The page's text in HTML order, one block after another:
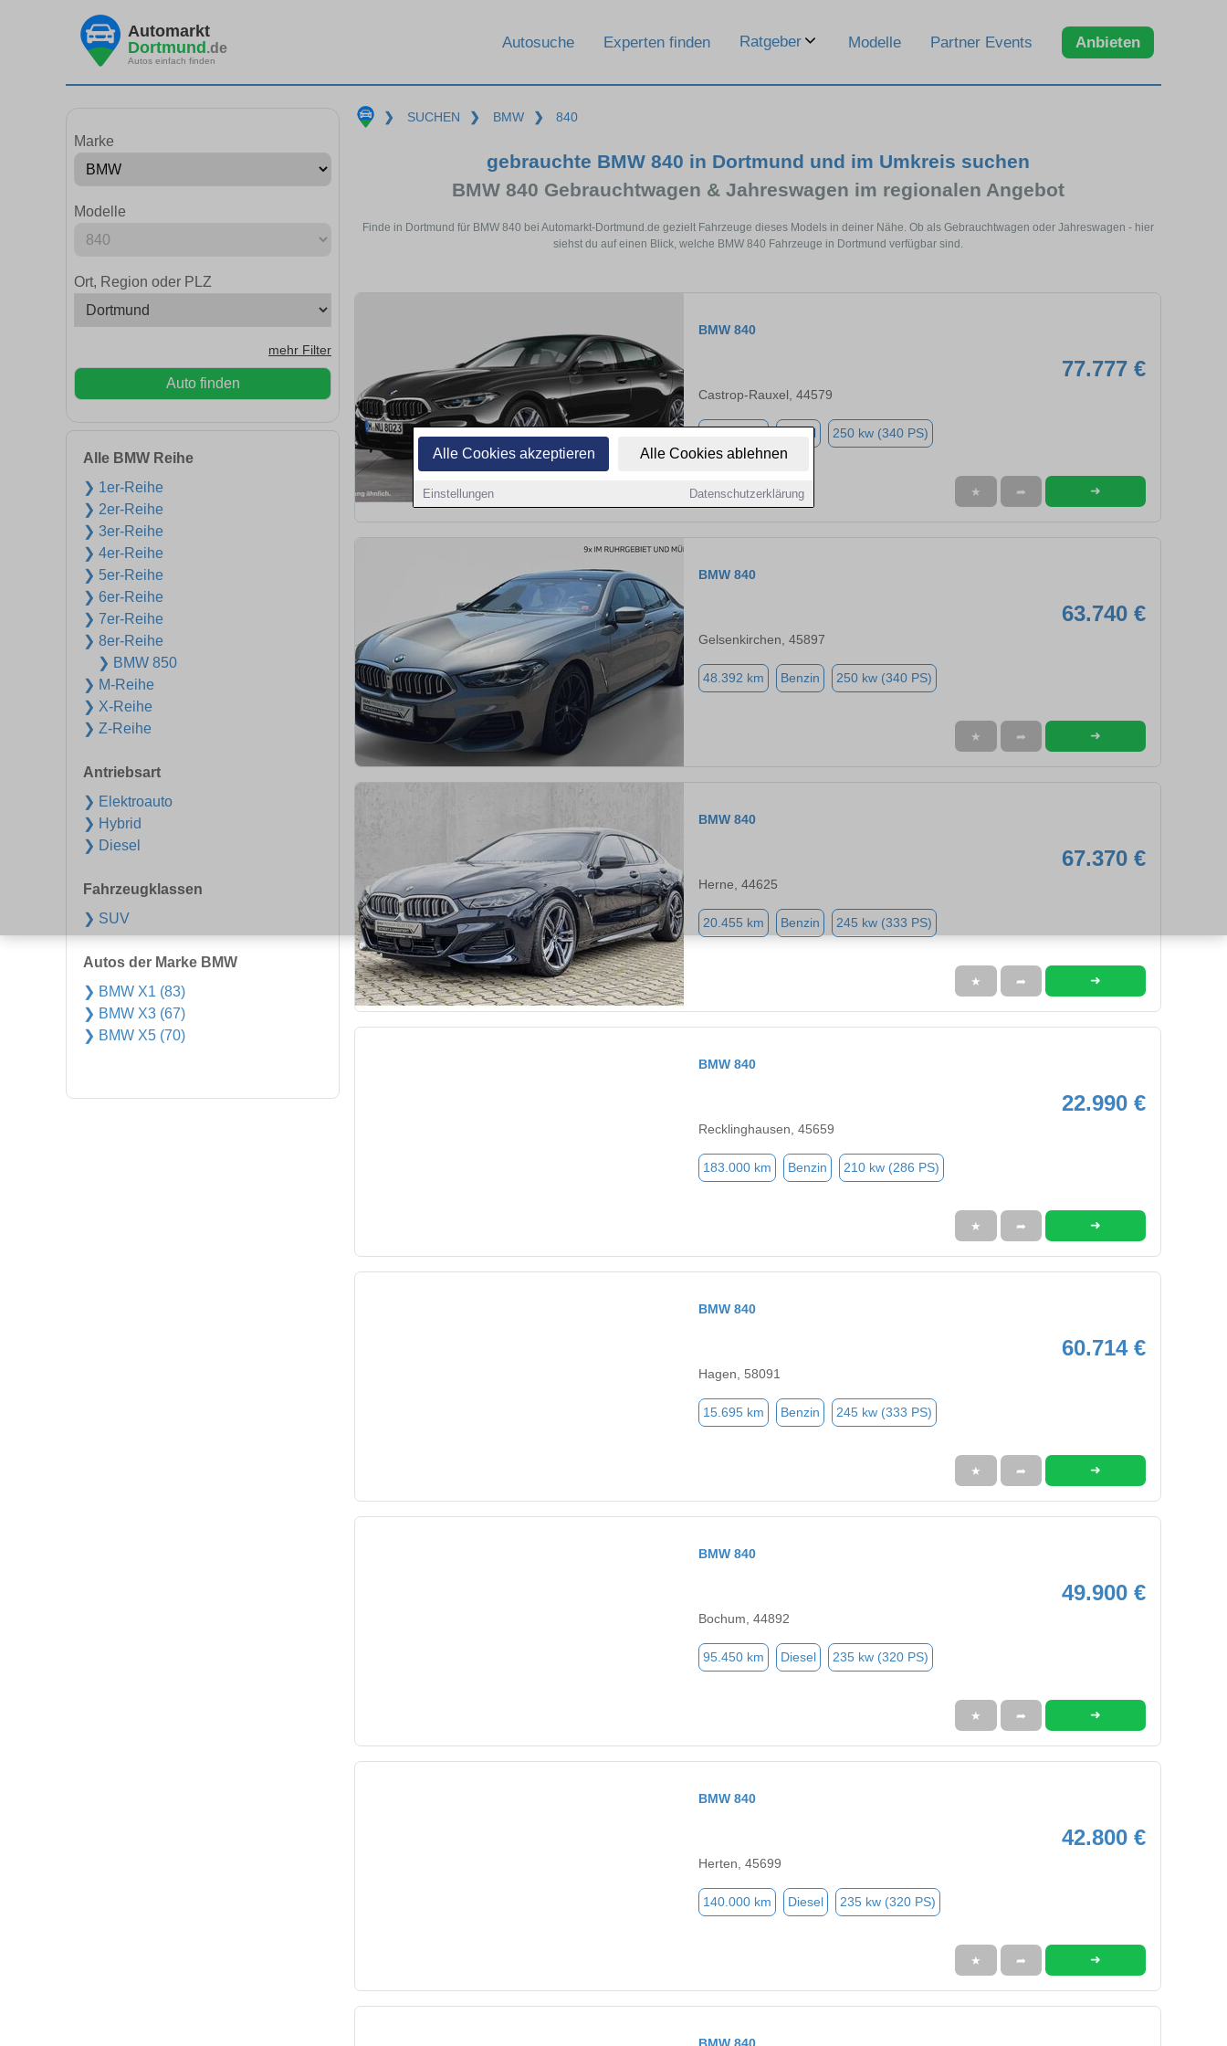
Alle Cookies akzeptieren Alle Cookies ablehnen
Einstellungen Datenschutzerklärung
Automarkt
Dortmund.de
Autos einfach finden
Autosuche Experten finden Ratgeber Modelle Partner Events Anbieten
Marke
Modelle
Ort, Region oder PLZ
mehr Filter
Auto finden
Alle BMW Reihe
❯ 1er-Reihe
❯ 2er-Reihe
❯ 3er-Reihe
❯ 4er-Reihe
❯ 5er-Reihe
❯ 6er-Reihe
❯ 7er-Reihe
❯ 8er-Reihe
❯ BMW 850
❯ M-Reihe
❯ X-Reihe
❯ Z-Reihe
Antriebsart
❯ Elektroauto
❯ Hybrid
❯ Diesel
Fahrzeugklassen
❯ SUV
Autos der Marke BMW
❯ BMW X1 (83)
❯ BMW X3 (67)
❯ BMW X5 (70)
❯ SUCHEN ❯ BMW ❯ 840
gebrauchte BMW 840 in Dortmund und im Umkreis suchen
BMW 840 Gebrauchtwagen & Jahreswagen im regionalen Angebot
Finde in Dortmund für BMW 840 bei Automarkt-Dortmund.de gezielt Fahrzeuge dieses Models in deiner Nähe. Ob als Gebrauchtwagen oder Jahreswagen - hier
siehst du auf einen Blick, welche BMW 840 Fahrzeuge in Dortmund verfügbar sind.
BMW 840
77.777 €
Castrop-Rauxel, 44579
Diesel 250 kw (340 PS)
★ ➦ ➜
BMW 840
63.740 €
Gelsenkirchen, 45897
48.392 km Benzin 250 kw (340 PS)
★ ➦ ➜
BMW 840
67.370 €
Herne, 44625
20.455 km Benzin 245 kw (333 PS)
★ ➦ ➜
BMW 840
22.990 €
Recklinghausen, 45659
183.000 km Benzin 210 kw (286 PS)
★ ➦ ➜
BMW 840
60.714 €
Hagen, 58091
15.695 km Benzin 245 kw (333 PS)
★ ➦ ➜
BMW 840
49.900 €
Bochum, 44892
95.450 km Diesel 235 kw (320 PS)
★ ➦ ➜
BMW 840
42.800 €
Herten, 45699
140.000 km Diesel 235 kw (320 PS)
★ ➦ ➜